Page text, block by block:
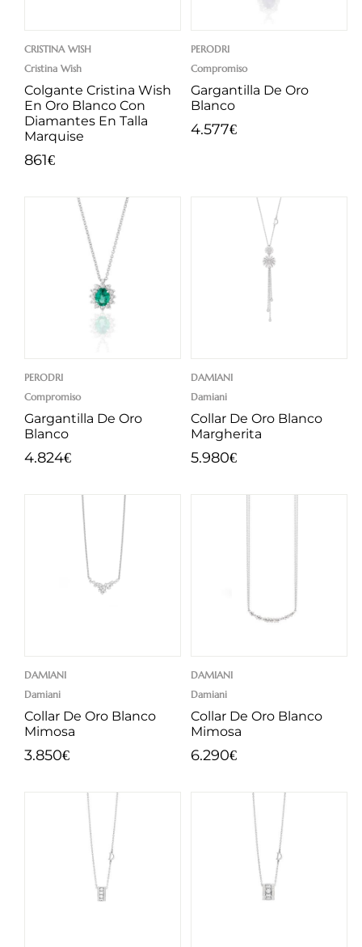
CRISTINA WISH
Cristina Wish
Colgante Cristina Wish
En Oro Blanco Con
Diamantes En Talla
Marquise
861€
PERODRI
Compromiso
Gargantilla De Oro
Blanco
4.577€
PERODRI
Compromiso
Gargantilla De Oro
Blanco
4.824€
DAMIANI
Damiani
Collar De Oro Blanco
Margherita
5.980€
DAMIANI
Damiani
Collar De Oro Blanco
Mimosa
3.850€
DAMIANI
Damiani
Collar De Oro Blanco
Mimosa
6.290€